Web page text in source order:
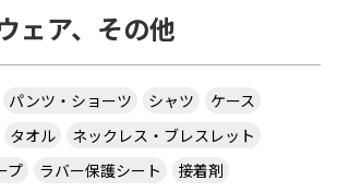
ェア、その他
パンツ・ショーツ シャツ
ケース
タオル
ネックレス・ブレスレット
プ ラバー保護シート
接着剤